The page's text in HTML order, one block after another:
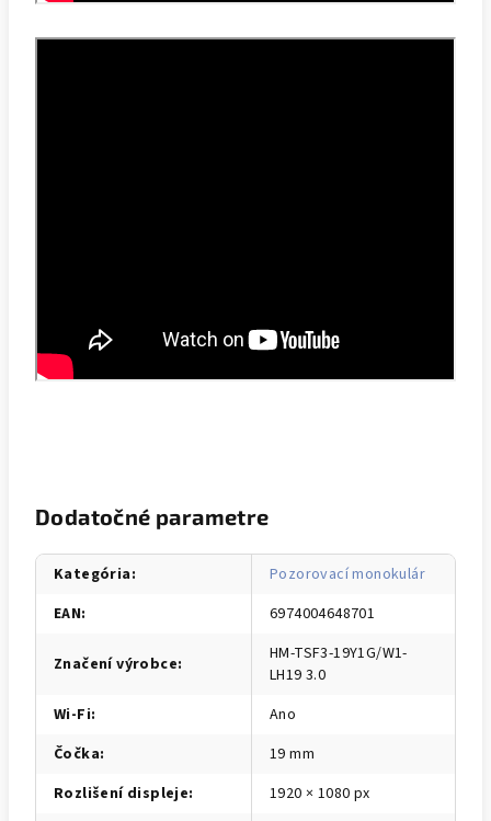
Dodatočné parametre
Kategória:
Pozorovací monokulár
EAN: 6974004648701
Značení výrobce:
HM-TSF3-19Y1G/W1-
LH19 3.0
Wi-Fi:
Ano
Čočka:
19 mm
Rozlišení displeje:
1920 × 1080 px